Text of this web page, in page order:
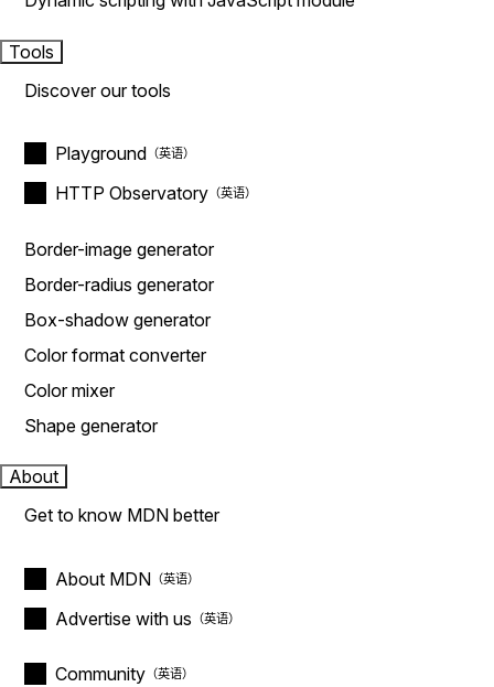
Tools
Discover our tools
Playground
HTTP Observatory
Border-image generator
Border-radius generator
Box-shadow generator
Color format converter
Color mixer
Shape generator
About
Get to know MDN better
About MDN
Advertise with us
Community